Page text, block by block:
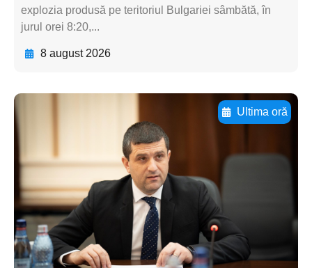
explozia produsă pe teritoriul Bulgariei sâmbătă, în
jurul orei 8:20,...
8 august 2026
Ultima oră
Adaugă aici textul pentru
subtitluAdaugă aici
textul pentru
subtitluAdaugă aici
textul pentru
subtitluAdaugă aici